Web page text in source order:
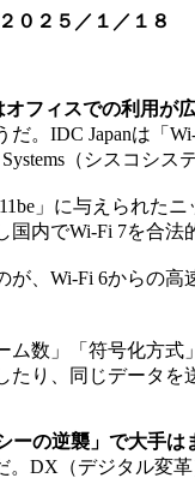
２０２５／１／１８
オフィスでの利用
。IDC Japanは「
（シスコシ
」に与えられた
内でWi-Fi 7を合法
、Wi-Fi 6からの高
数」「符号化方
り、同じデータを
ーの逆襲」で大手
DX（デジタル変